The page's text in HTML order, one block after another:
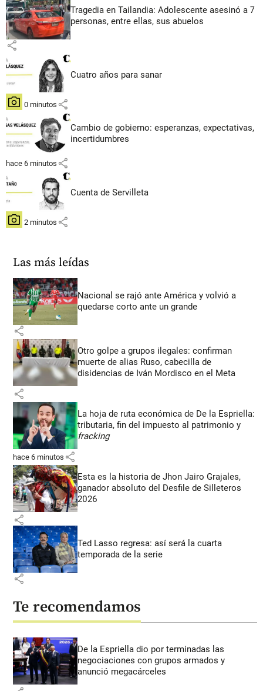
Tragedia en Tailandia: Adolescente asesinó a 7
personas, entre ellas, sus abuelos
share
Cuatro años para sanar
hace 0 minutos share
Cambio de gobierno: esperanzas, expectativas,
incertidumbres
hace 6 minutos share
Cuenta de Servilleta
hace 2 minutos share
Las más leídas
Nacional se rajó ante América y volvió a
quedarse corto ante un grande
share
Otro golpe a grupos ilegales: confirman
muerte de alias Ruso, cabecilla de
disidencias de Iván Mordisco en el Meta
share
La hoja de ruta económica de De la Espriella:
tributaria, fin del impuesto al patrimonio y
fracking
hace 6 minutos share
Esta es la historia de Jhon Jairo Grajales,
ganador absoluto del Desfile de Silleteros
2026
share
Ted Lasso regresa: así será la cuarta
temporada de la serie
share
Te recomendamos
De la Espriella dio por terminadas las
negociaciones con grupos armados y
anunció megacárceles